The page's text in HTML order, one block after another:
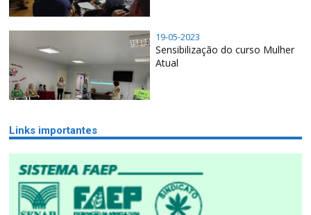
19-05-2023
Sensibilização do curso Mulher
Atual
Links importantes